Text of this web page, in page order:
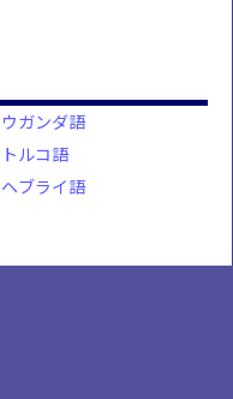
ウガンダ語
トルコ語
ヘブライ語